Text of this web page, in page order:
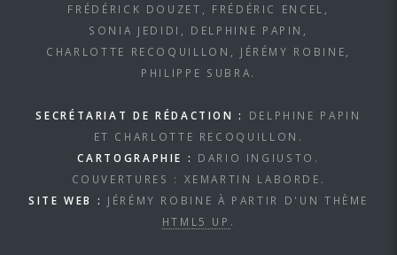
FRÉDÉRICK DOUZET, FRÉDÉRIC ENCEL,
SONIA JEDIDI, DELPHINE PAPIN,
CHARLOTTE RECOQUILLON, JÉRÉMY ROBINE,
PHILIPPE SUBRA.
SECRÉTARIAT DE RÉDACTION :
DELPHINE PAPIN
ET CHARLOTTE RECOQUILLON.
CARTOGRAPHIE :
DARIO INGIUSTO.
COUVERTURES : XEMARTIN LABORDE.
SITE WEB :
JÉRÉMY ROBINE À PARTIR D'UN THÈME
HTML5 UP .